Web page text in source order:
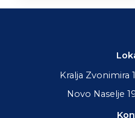
Kralja Zvonimira
Novo Naselje